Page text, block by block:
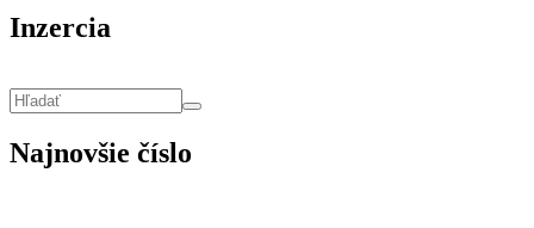
Inzercia
Najnovšie číslo